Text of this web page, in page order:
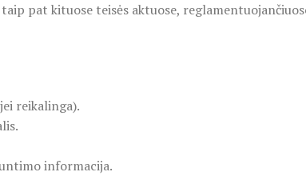
pat kituose teisės aktuose,
reikalinga).
informacija.